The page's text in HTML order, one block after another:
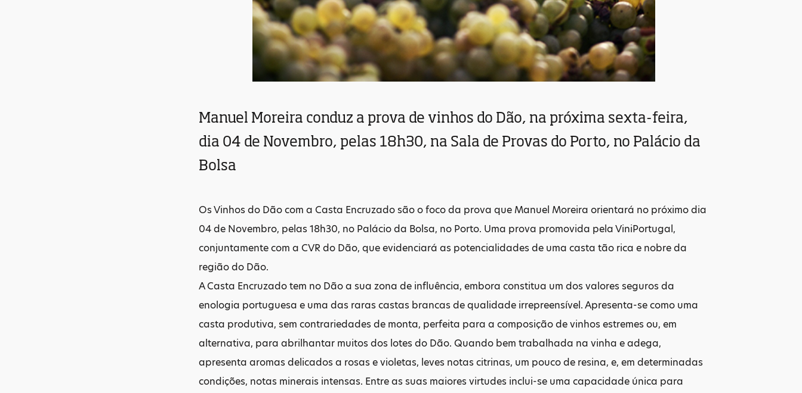
Manuel Moreira conduz a prova de vinhos do Dão, na próxima sexta-feira,
dia 04 de Novembro, pelas 18h30, na Sala de Provas do Porto, no Palácio da
Bolsa
Os Vinhos do Dão com a Casta Encruzado são o foco da prova que Manuel Moreira orientará no próximo dia
04 de Novembro, pelas 18h30, no Palácio da Bolsa, no Porto. Uma prova promovida pela ViniPortugal,
conjuntamente com a CVR do Dão, que evidenciará as potencialidades de uma casta tão rica e nobre da
região do Dão.
A Casta Encruzado tem no Dão a sua zona de influência, embora constitua um dos valores seguros da
enologia portuguesa e uma das raras castas brancas de qualidade irrepreensível. Apresenta-se como uma
casta produtiva, sem contrariedades de monta, perfeita para a composição de vinhos estremes ou, em
alternativa, para abrilhantar muitos dos lotes do Dão. Quando bem trabalhada na vinha e adega,
apresenta aromas delicados a rosas e violetas, leves notas citrinas, um pouco de resina, e, em determinadas
condições, notas minerais intensas. Entre as suas maiores virtudes inclui-se uma capacidade única para